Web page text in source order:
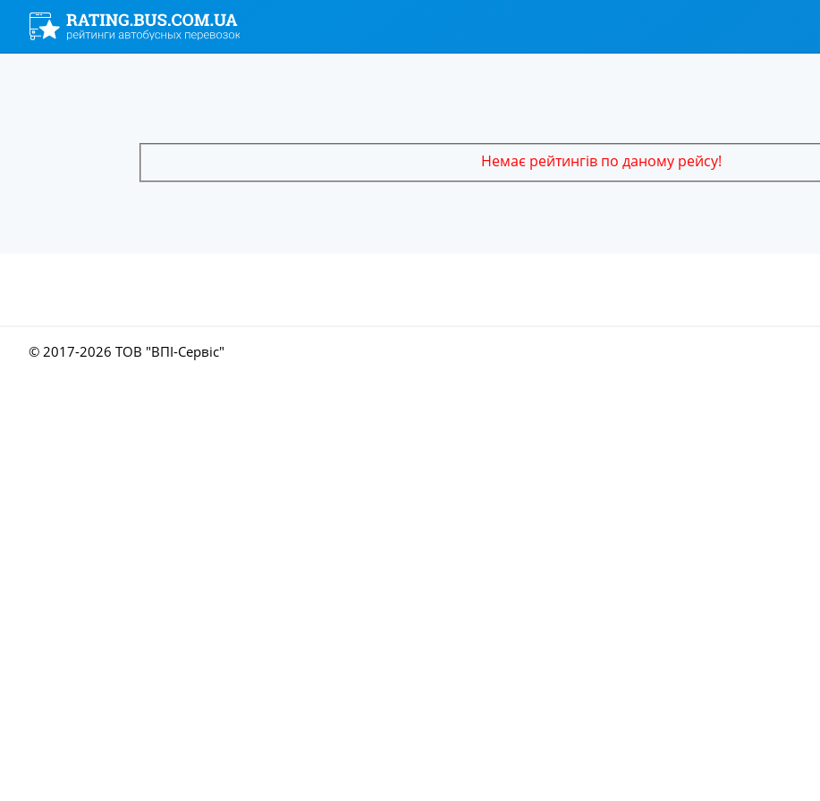
Немає рейтингів по даному рейсу!
© 2017-2026 ТОВ "ВПІ-Сервіс"